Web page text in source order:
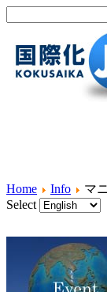
Home Info
マ
Select